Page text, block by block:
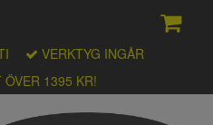
1395 KR!
VERKTYG INGÅR